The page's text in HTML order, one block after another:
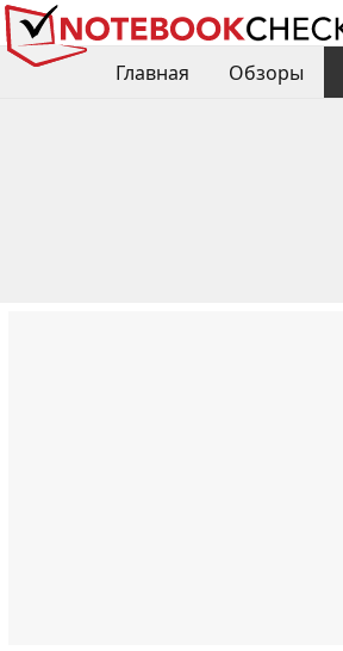
Главная Обзоры